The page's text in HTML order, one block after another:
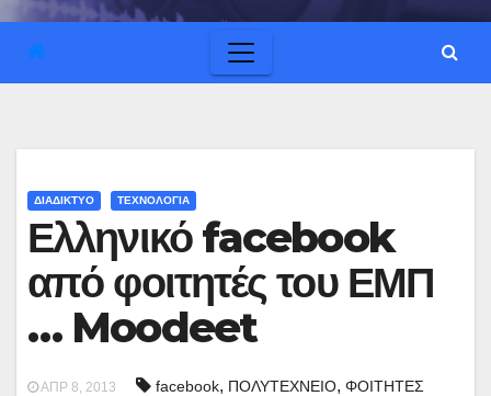
ΔΙΑΔΙΚΤΥΟ ΤΕΧΝΟΛΟΓΙΑ
Ελληνικό facebook
από φοιτητές του ΕΜΠ
… Moodeet
ΑΠΡ 8, 2013 facebook, ΠΟΛΥΤΕΧΝΕΙΟ, ΦΟΙΤΗΤΕΣ